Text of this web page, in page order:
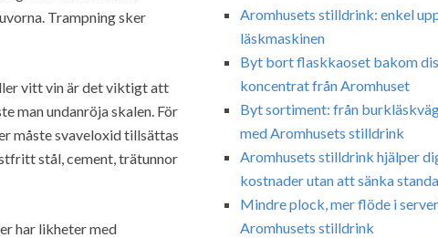
Trampning sker
vitt vin är det viktigt att
man undanröja skalen. För
måste svaveloxid tillsättas
stål, cement, trätunnor
har likheter med
Aromhusets stilldrink: enkel
läskmaskinen
Byt bort flaskkaoset bakom
koncentrat från Aromhuset
Byt sortiment: från
med Aromhusets stilldrink
Aromhusets stilldrink hjälper
kostnader utan att sänka
Mindre plock, mer flöde i
Aromhusets stilldrink